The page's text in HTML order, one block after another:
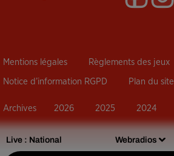
Live : National Webradios
Mentions légales Règlements des jeux
Notice d’information RGPD Plan du site
Archives 2026 2025 2024